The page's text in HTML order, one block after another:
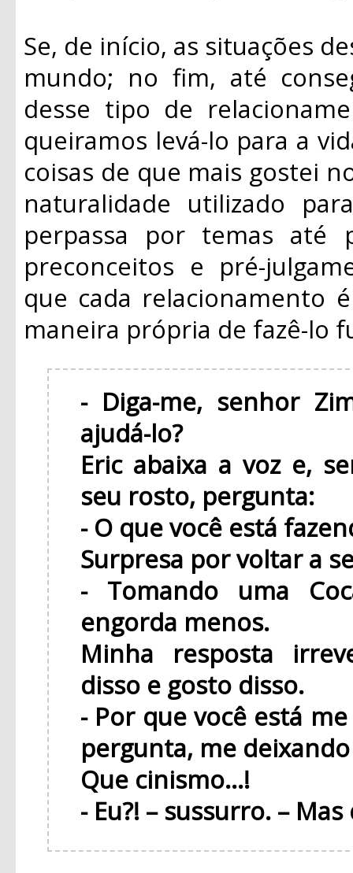
Se, de início, as situações
mundo; no fim, até
desse tipo de
queiramos levá-lo para a
coisas de que mais gostei
naturalidade utilizado
perpassa por temas até
preconceitos e pré-
que cada relacionamento
maneira própria de fazê-lo
- Diga-me, senhor
ajudá-lo?
Eric abaixa a voz e,
seu rosto, pergunta:
- O que você está
Surpresa por voltar a
- Tomando uma
engorda menos.
Minha resposta
disso e gosto disso.
- Por que você está
pergunta, me
Que cinismo...!
- Eu?! – sussurro. –